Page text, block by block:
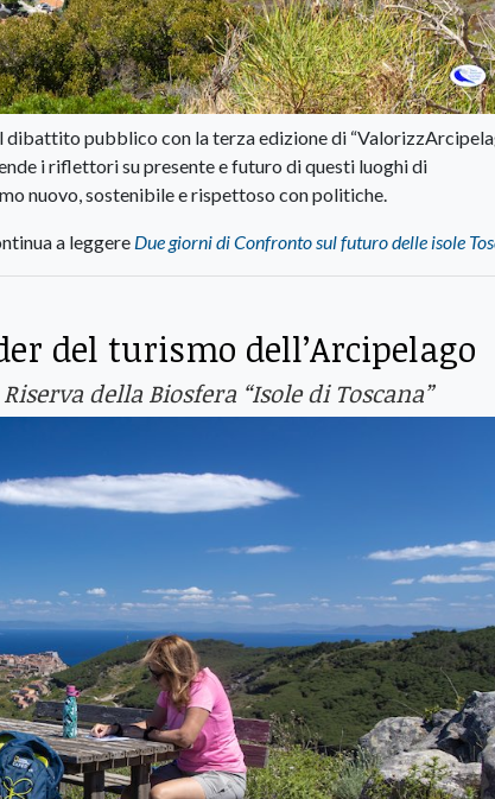
pubblico con la terza edizione di
i riflettori su presente e futuro di questi luoghi di
nuovo, sostenibile e rispettoso con politiche.
a leggere Due giorni di Confronto sul futuro delle isole
del turismo dell’Arcipelago
della Biosfera “Isole di Toscana”